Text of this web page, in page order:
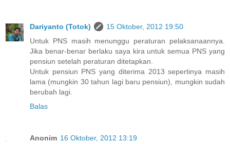
Dariyanto (Totok)
15 Oktober, 2012 19:50
Untuk PNS masih menunggu peraturan pelaksanaannya.
Jika benar-benar berlaku saya kira untuk semua PNS yang
pensiun setelah peraturan ditetapkan.
Untuk pensiun PNS yang diterima 2013 sepertinya masih
lama (mungkin 30 tahun lagi baru pensiun), mungkin sudah
berubah lagi.
Balas
Anonim 16 Oktober, 2012 13:19